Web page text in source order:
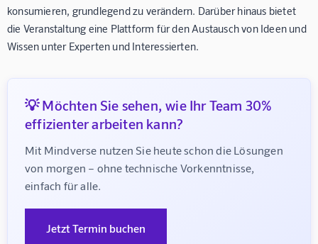
konsumieren, grundlegend zu verändern. Darüber hinaus bietet
die Veranstaltung eine Plattform für den Austausch von Ideen und
Wissen unter Experten und Interessierten.
💡 Möchten Sie sehen, wie Ihr Team 30%
effizienter arbeiten kann?
Mit Mindverse nutzen Sie heute schon die Lösungen
von morgen – ohne technische Vorkenntnisse,
einfach für alle.
Jetzt Termin buchen